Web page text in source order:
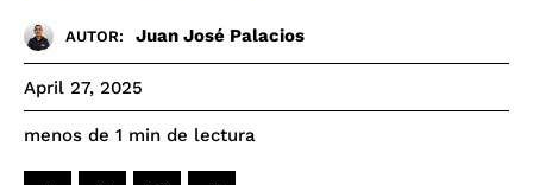
AUTOR: Juan José Palacios
April 27, 2025
menos de 1 min de lectura